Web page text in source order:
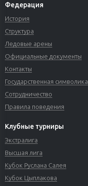
Федерация
История
Структура
Ледовые арены
Официальные документы
Контакты
Государственная символика
Сотрудничество
Правила поведения
Клубные турниры
Экстралига
Высшая лига
Кубок Руслана Салея
Кубок Цыплакова